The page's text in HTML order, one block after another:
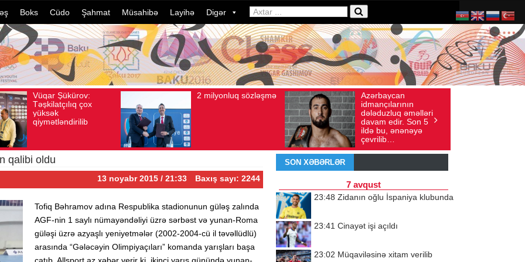
Boks Cüdo Şahmat Müsahibə Layihə Digər
2 milyonluq sözləşmə
Baxış sayı: 80
04, 2026
Azərbaycan
dələduzluq əməlləri
Baxış sayı: 136
Avqust 04, 2026
Ad gününü vətənində
qeyd etməsə də,
ürəyi hər zaman
doğma yurdu ilə
döyünür
Baxış sayı: 238
İyul 30, 2026
qalibi oldu
13 noyabr 2015 / 21:33 Baxış sayı: 2244
Tofiq Bəhramov adına Respublika stadionunun güləş zalında
AGF-nin 1 saylı nümayəndəliyi üzrə sərbəst və yunan-Roma
güləşi üzrə azyaşlı yeniyetmələr (2002-2004-cü il təvəllüdlü)
arasında “Gələcəyin Olimpiyaçıları” komanda yarışları başa
SON XƏBƏRLƏR
7 avqust
23:48 Zidanın oğlu İspaniya klubunda
23:41 Cinayət işi açıldı
23:02 Müqaviləsinə xitam verilib